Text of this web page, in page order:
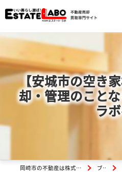
【安城市の空き
却・管理のこと
ラ
岡崎市の不動産は株式会社エステート・ラボ ブログ